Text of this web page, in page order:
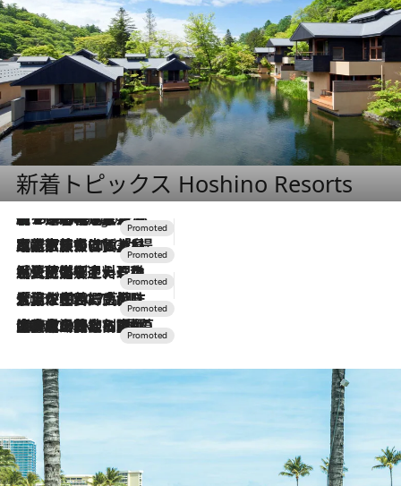
新着トピックス Hoshino Resorts
8 Hours Ago
【トンボの足水浴】ヒノキの香りに包まれて涼感マックス！約13℃の湧水かけ流しを避暑地「星野温泉 トンボの湯」で体験
2026.7.31
【ホテル帰省】という選択肢をOMOが提案。家族とほどよい距離を保つには「昼は実家、夜は気兼ねなくホテルで！」
2026.7.24
【夏限定ディナーコース】旬を迎える稚鮎や花ズッキーニなどをイタリア・トスカーナの郷土料理の手法で満喫！
2026.7.17
「土佐和ハーブかき氷」がOMO7高知に登場！生姜、山椒、大葉など目にも舌にも涼を呼ぶ郷土の味
2026.7.10
NEW OPEN！【界 草津】名湯の地に誕生。趣の異なる2種の温泉と上州ならではの会席・蕎麦割烹など美食を味わう究極の癒やし旅